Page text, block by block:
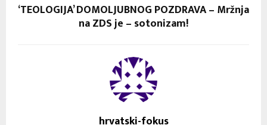
‘TEOLOGIJA’ DOMOLJUBNOG POZDRAVA – Mržnja
na ZDS je – sotonizam!
hrvatski-fokus